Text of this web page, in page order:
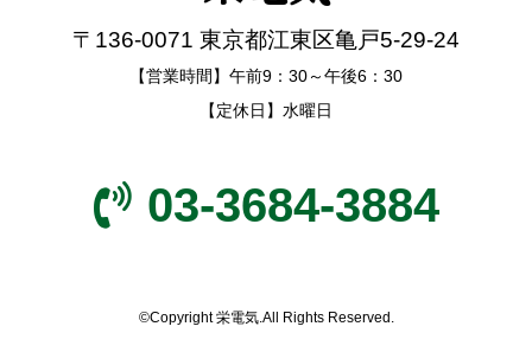
〒136-0071 東京都江東区亀戸5-29-24
【営業時間】午前9：30～午後6：30
【定休日】水曜日
03-3684-3884
©Copyright 栄電気.All Rights Reserved.